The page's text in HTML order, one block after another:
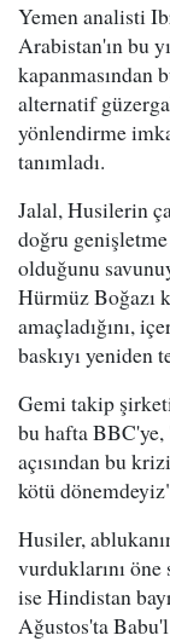
Yemen analisti
Arabistan'ın bu
kapanmasından
alternatif
yönlendirme
tanımladı.
Jalal, Husilerin
doğru
olduğunu
Hürmüz Boğazı
amaçladığını,
baskıyı yeniden
Gemi takip
bu hafta
açısından bu
kötü
Husiler,
vurduklarını
ise Hindistan
Ağustos'ta Babu'l